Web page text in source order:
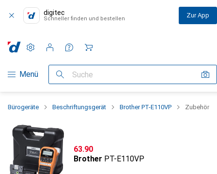
digitec
Schneller finden und bestellen Zur App
Navigation nach Kategorien
Menü Suche
Einstellungen
Kundenkonto
Vergleichslisten
Merklisten
Warenkorb
Bürogeräte Beschriftungsgerät Brother PT-E110VP Zubehör
CHF
63.90
Brother PT-E110VP